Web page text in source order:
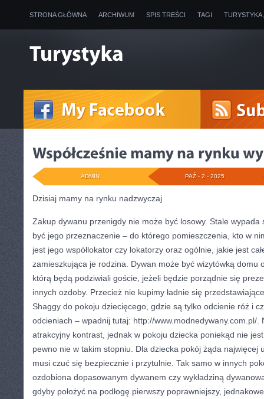
STRONA GŁÓWNA ARCHIWUM SPIS TREŚCI TAGI
PAŹ - 2 - 2025
ADMIN
Dzisiaj mamy na rynku nadzwyczaj
Zakup dywanu przenigdy nie może być losowy. Stale
być jego przeznaczenie – do którego pomieszczenia, kto w
jest jego współlokator czy lokatorzy oraz ogólnie, jakie jest
zamieszkująca je rodzina. Dywan może być wizytówką domu
którą będą podziwiali goście, jeżeli będzie porządnie się
innych ozdoby. Przecież nie kupimy ładnie się
Shaggy do pokoju dziecięcego, gdzie są tylko odcienie róż i
odcieniach – wpadnij tutaj: http://www.modnedywany.com.pl/.
atrakcyjny kontrast, jednak w pokoju dziecka poniekąd nie
pewno nie w takim stopniu. Dla dziecka pokój żąda najwięcej
musi czuć się bezpiecznie i przytulnie. Tak samo w innych
ozdobiona dopasowanym dywanem czy wykładziną
gdyby położyć na podłogę pierwszy poprawniejszy,